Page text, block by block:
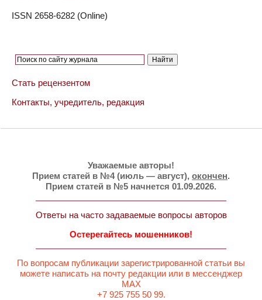
ISSN 2658-6282 (Online)
Стать рецензентом
Контакты, учредитель, редакция
Уважаемые авторы!
Прием статей в №4 (июль — август), окончен.
Прием статей в №5 начнется 01.09.2026.
Ответы на часто задаваемые вопросы авторов
Остерегайтесь мошенников!
По вопросам публикации зарегистрированной статьи вы
можете написать на почту редакции или в мессенджер
MAX
+7 925 755 50 99.